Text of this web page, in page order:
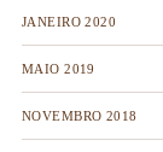
JANEIRO 2020
MAIO 2019
NOVEMBRO 2018